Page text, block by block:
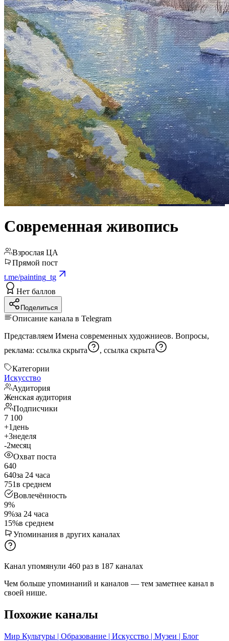
Современная живопись
Взрослая ЦА
Прямой пост
t.me/painting_tg
Нет баллов
Поделиться
Описание канала в Telegram
Представляем Имена современных художниеов. Вопросы,
реклама: ссылка скрыта , ссылка скрыта
Категории
Искусство
Аудитория
Женская аудитория
Подписчики
7 100
+1 день
+3неделя
-2месяц
Охват поста
640
640за 24 часа
751в среднем
Вовлечённость
9%
9%за 24 часа
15%в среднем
Упоминания в других каналах
Канал упомянули 460 раз в 187 каналах
Чем больше упоминаний и каналов — тем заметнее канал в
своей нише.
Похожие каналы
Мир Культуры | Образование | Искусство | Музеи | Блог